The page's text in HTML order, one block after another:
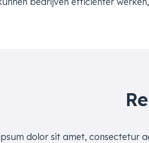
dolor sit amet, consectetur